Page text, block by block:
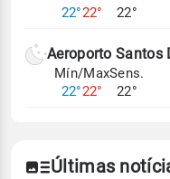
22°22°
22°
Aeroporto Santos
Mín/Max
22°22°
Sens.
22°
Últimas